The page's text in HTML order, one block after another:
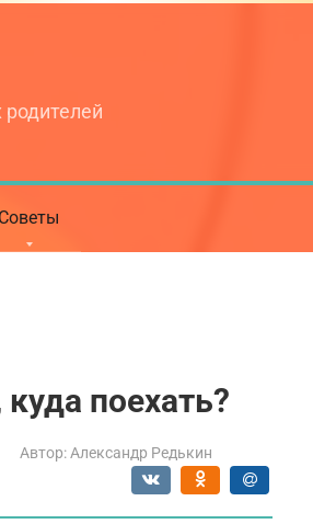
Советы
поехать?
Автор: Александр Редькин